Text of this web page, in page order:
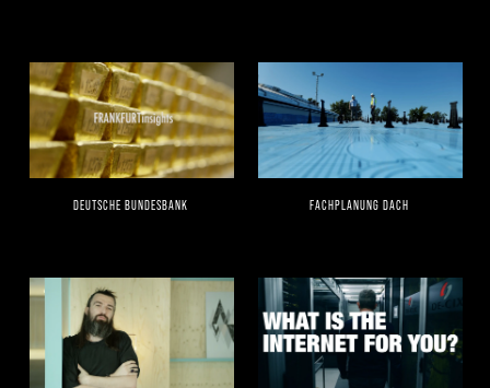
DEUTSCHE BUNDESBANK FACHPLANUNG DACH